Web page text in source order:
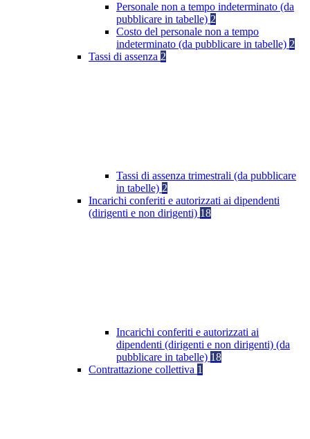
Personale non a tempo indeterminato (da
pubblicare in tabelle) 2
Costo del personale non a tempo
indeterminato (da pubblicare in tabelle) 2
Tassi di assenza 2
Tassi di assenza trimestrali (da pubblicare
in tabelle) 2
Incarichi conferiti e autorizzati ai dipendenti
(dirigenti e non dirigenti) 18
Incarichi conferiti e autorizzati ai
dipendenti (dirigenti e non dirigenti) (da
pubblicare in tabelle) 18
Contrattazione collettiva 1